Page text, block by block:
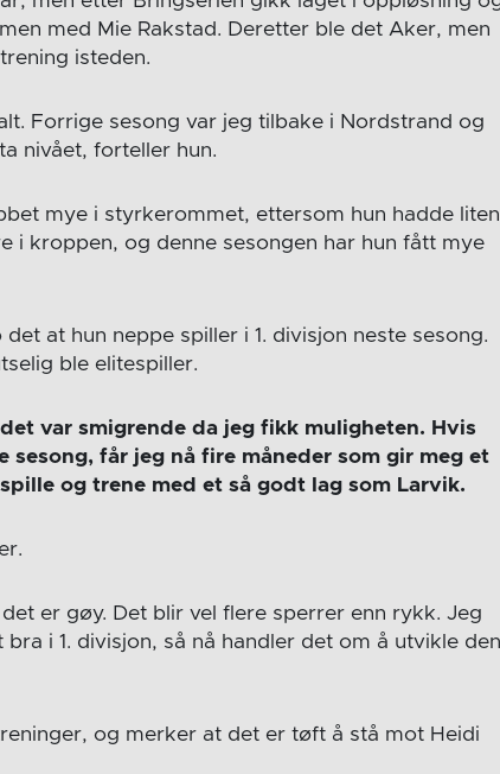
med Mie Rakstad. Deretter ble det Aker, men
isteden.
Forrige sesong var jeg tilbake i Nordstrand og
nivået, forteller hun.
mye i styrkerommet, ettersom hun hadde liten
i kroppen, og denne sesongen har hun fått mye
at hun neppe spiller i 1. divisjon neste sesong.
ble elitespiller.
var smigrende da jeg fikk muligheten. Hvis
får jeg nå fire måneder som gir meg et
og trene med et så godt lag som Larvik.
er gøy. Det blir vel flere sperrer enn rykk. Jeg
i 1. divisjon, så nå handler det om å utvikle den
og merker at det er tøft å stå mot Heidi